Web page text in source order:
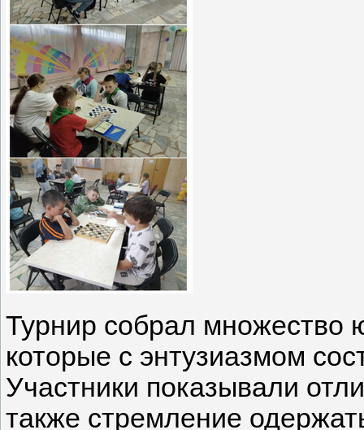
Турнир собрал
которые с энтузиазмом
Участники показывали
также стремление